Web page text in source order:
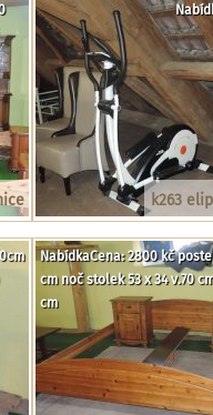
k263
NabídkaCena: 2800 kč
cm noč stolek 53 x 34 v.70
cm